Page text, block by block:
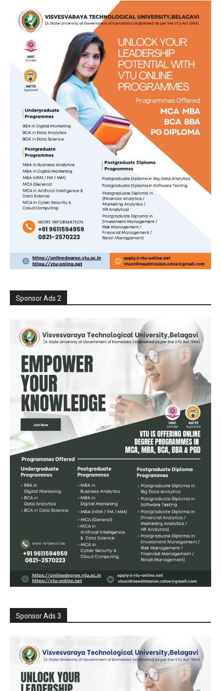
Sponsor Ads 2
Sponsor Ads 3